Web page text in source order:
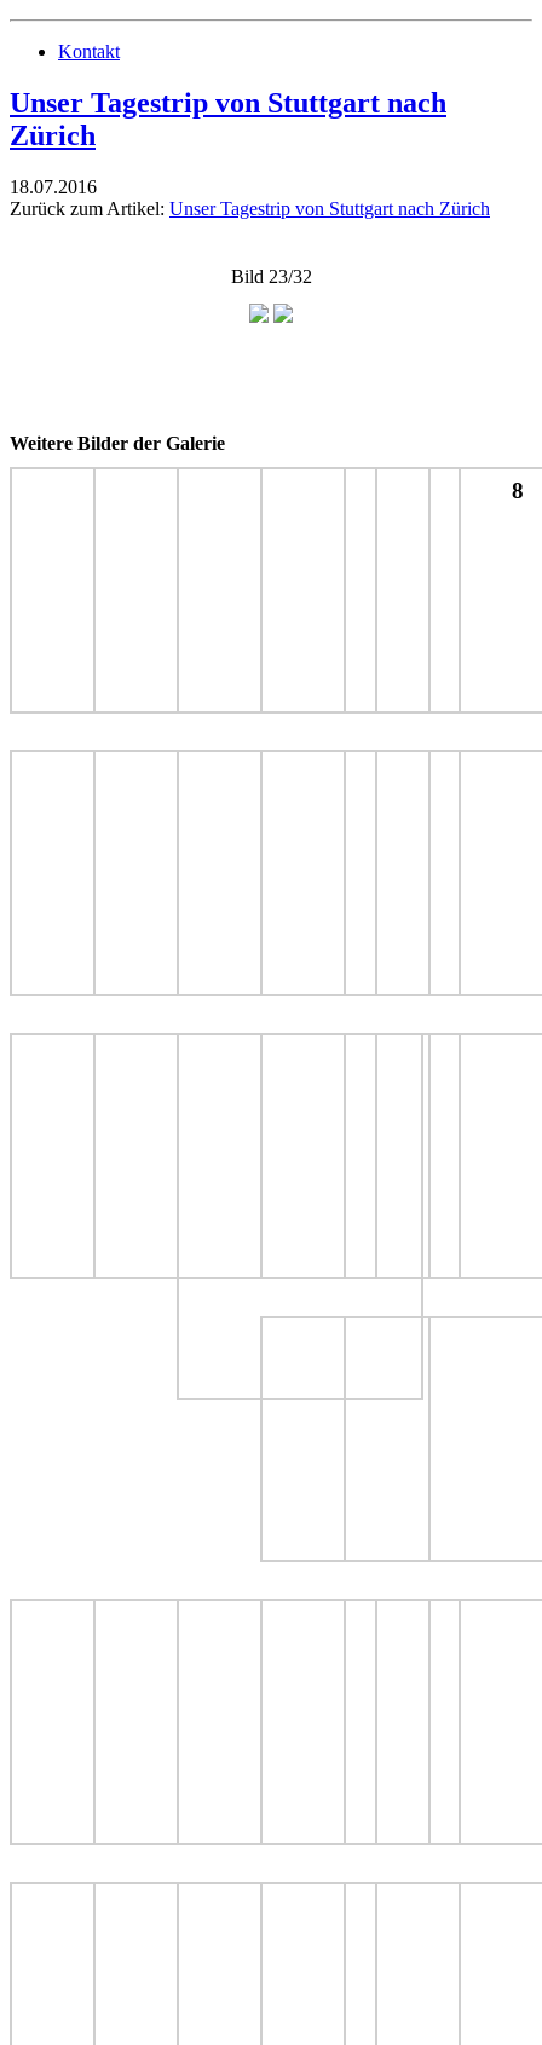
Kontakt
Unser Tagestrip von Stuttgart nach
Zürich
18.07.2016
Zurück zum Artikel: Unser Tagestrip von Stuttgart nach Zürich
Bild 23/32
Weitere Bilder der Galerie
8